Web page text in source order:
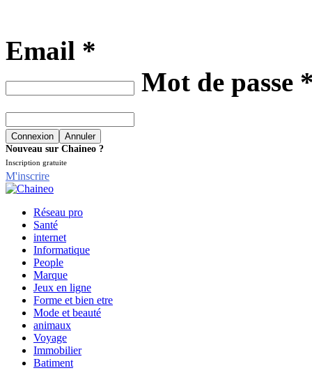
Email *
Mot de passe
Nouveau sur Chaineo ?
Inscription gratuite
M'inscrire
Réseau pro
Santé
internet
Informatique
People
Marque
Jeux en ligne
Forme et bien etre
Mode et beauté
animaux
Voyage
Immobilier
Batiment